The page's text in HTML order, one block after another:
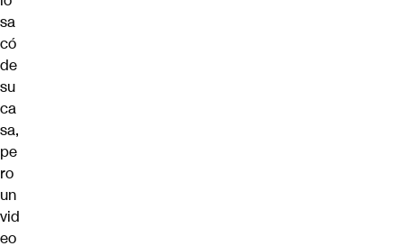
sa
có
de
su
ca
sa,
pe
ro
un
vid
eo